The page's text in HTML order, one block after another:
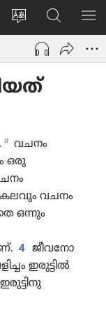
സൈറ്റ്
ഭാഷ
മാറ്റുക
ലോഗ്
ഇൻ
(പുതിയ
പേജ്
തുറക്കുക)
JW.ORG
വെബ്‌​
സൈ​
a വചനം
ഒരു
വചനം
ഒന്നും
4 ജീവനോ
ഇരുട്ടിൽ